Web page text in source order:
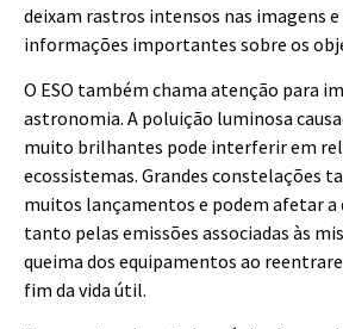
deixam rastros intensos nas imagens
informações importantes sobre os
O ESO também chama atenção para
astronomia. A poluição luminosa
muito brilhantes pode interferir em
ecossistemas. Grandes constelações
muitos lançamentos e podem afetar a
tanto pelas emissões associadas às
queima dos equipamentos ao
fim da vida útil.